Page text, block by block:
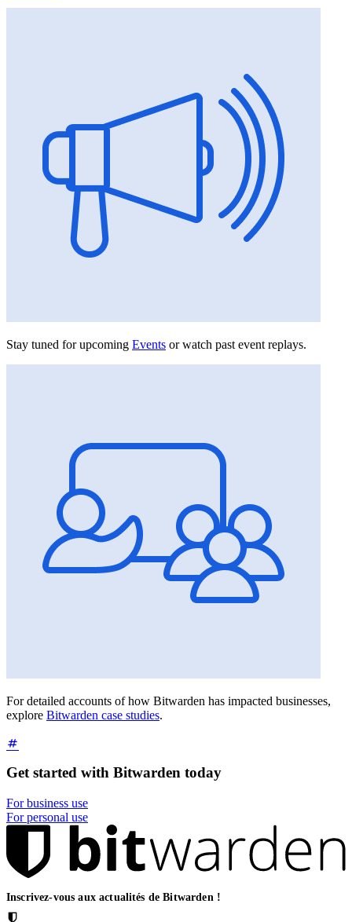
Stay tuned for upcoming Events or watch past event replays.
For detailed accounts of how Bitwarden has impacted businesses,
explore Bitwarden case studies.
Get started with Bitwarden today
For business use
For personal use
Inscrivez-vous aux actualités de Bitwarden !